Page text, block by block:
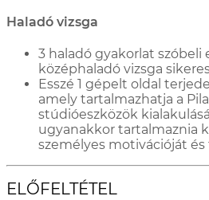
Haladó vizsga
3 haladó gyakorlat szóbeli
középhaladó vizsga
Esszé 1 gépelt oldal
amely tartalmazhatja a
stúdióeszközök
ugyanakkor tartalmaznia
személyes motivációját és
ELŐFELTÉTEL